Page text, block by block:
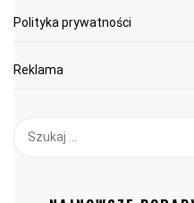
Polityka prywatności
Reklama